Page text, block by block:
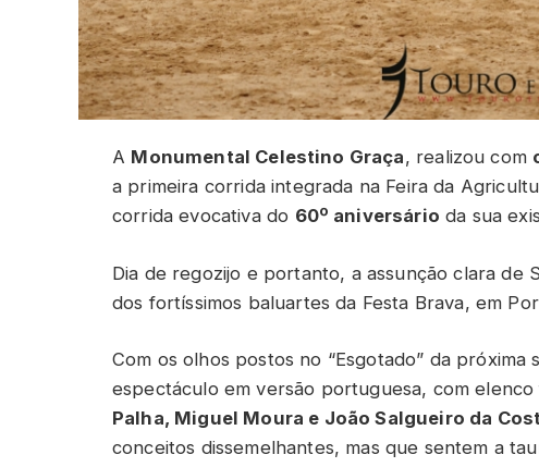
A Monumental Celestino Graça, realizou com
a primeira corrida integrada na Feira da
corrida evocativa do 60º aniversário da sua
Dia de regozijo e portanto, a assunção clara de
dos fortíssimos baluartes da Festa Brava, em
Com os olhos postos no “Esgotado” da
espectáculo em versão portuguesa, com
Palha, Miguel Moura e João Salgueiro da
conceitos dissemelhantes, mas que sentem a